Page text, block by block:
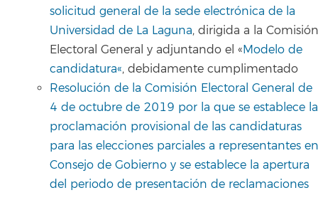
solicitud general de la sede electrónica de la
Universidad de La Laguna, dirigida a la Comisión
Electoral General y adjuntando el «Modelo de
candidatura«, debidamente cumplimentado
Resolución de la Comisión Electoral General de
4 de octubre de 2019 por la que se establece la
proclamación provisional de las candidaturas
para las elecciones parciales a representantes en
Consejo de Gobierno y se establece la apertura
del periodo de presentación de reclamaciones